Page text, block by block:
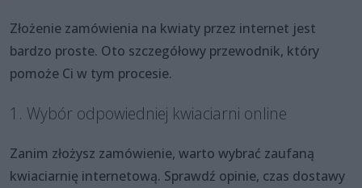
Złożenie zamówienia na kwiaty przez internet jest
bardzo proste. Oto szczegółowy przewodnik, który
pomoże Ci w tym procesie.
1. Wybór odpowiedniej kwiaciarni online
Zanim złożysz zamówienie, warto wybrać zaufaną
kwiaciarnię internetową. Sprawdź opinie, czas dostawy